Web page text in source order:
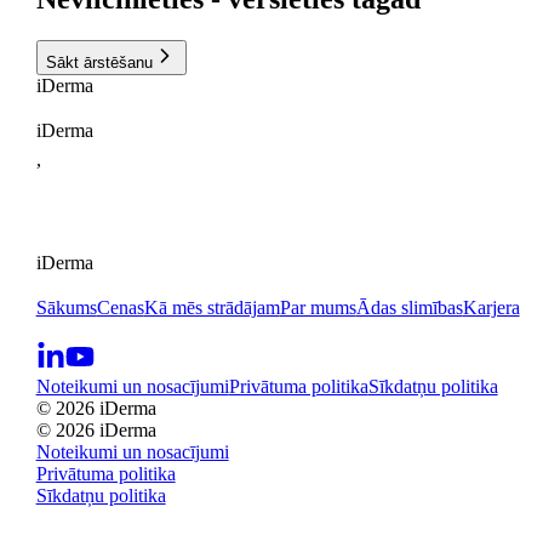
Sākt ārstēšanu
iDerma
iDerma
,
iDerma
SākumsCenasKā mēs strādājamPar mumsĀdas slimībasKarjera
Noteikumi un nosacījumiPrivātuma politikaSīkdatņu politika
© 2026 iDerma
© 2026 iDerma
Noteikumi un nosacījumi
Privātuma politika
Sīkdatņu politika